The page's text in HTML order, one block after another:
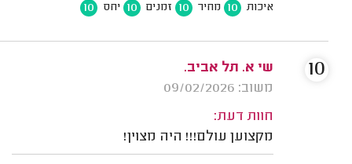
איכות 10 מחיר 10 זמנים 10 יחס 10
שי א. תל אביב.
משוב: 09/02/2026
חוות דעת:
מקצוען עולם!!! היה מצוין!
10